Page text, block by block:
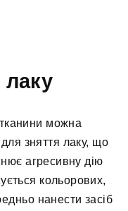
лаку
можна
зняття лаку, що
агресивну дію
кольорових,
нанести засіб